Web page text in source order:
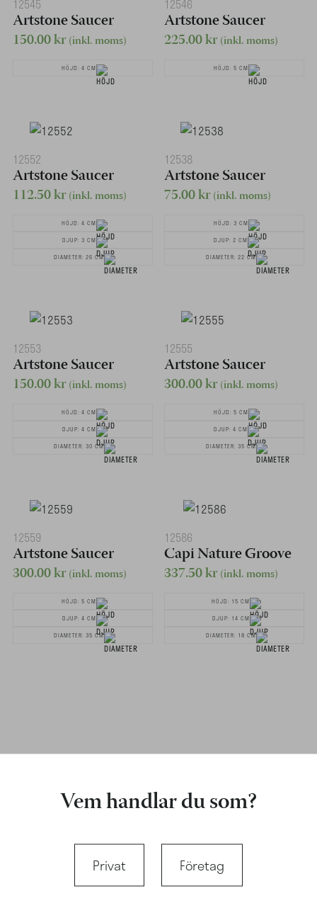
12545
Artstone Saucer
150.00kr(inkl. moms)
HÖJD: 4 CM
12546
Artstone Saucer
225.00kr(inkl. moms)
HÖJD: 5 CM
12552
Artstone Saucer
112.50kr(inkl. moms)
HÖJD: 4 CM
DJUP: 3 CM
DIAMETER: 26 CM
12538
Artstone Saucer
75.00kr(inkl. moms)
HÖJD: 3 CM
DJUP: 2 CM
DIAMETER: 22 CM
12553
Artstone Saucer
150.00kr(inkl. moms)
HÖJD: 4 CM
DJUP: 4 CM
DIAMETER: 30 CM
12555
Artstone Saucer
300.00kr(inkl. moms)
HÖJD: 5 CM
DJUP: 4 CM
DIAMETER: 35 CM
12559
Artstone Saucer
300.00kr(inkl. moms)
HÖJD: 5 CM
DJUP: 4 CM
DIAMETER: 35 CM
12586
Capi Nature Groove
337.50kr(inkl. moms)
HÖJD: 15 CM
DJUP: 14 CM
DIAMETER: 18 CM
Vem handlar du som?
Privat Företag